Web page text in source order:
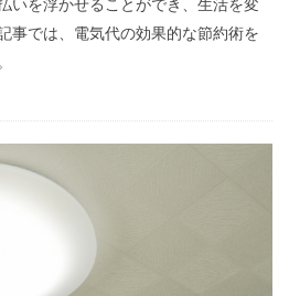
いを浮かせることができ、生活を変
事では、電気代の効果的な節約術を